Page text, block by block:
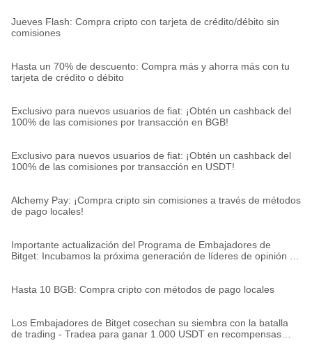
Jueves Flash: Compra cripto con tarjeta de crédito/débito sin
comisiones
Hasta un 70% de descuento: Compra más y ahorra más con tu
tarjeta de crédito o débito
Exclusivo para nuevos usuarios de fiat: ¡Obtén un cashback del
100% de las comisiones por transacción en BGB!
Exclusivo para nuevos usuarios de fiat: ¡Obtén un cashback del
100% de las comisiones por transacción en USDT!
Alchemy Pay: ¡Compra cripto sin comisiones a través de métodos
de pago locales!
Importante actualización del Programa de Embajadores de
Bitget: Incubamos la próxima generación de líderes de opinión en
Hasta 10 BGB: Compra cripto con métodos de pago locales
Los Embajadores de Bitget cosechan su siembra con la batalla
de trading - Tradea para ganar 1.000 USDT en recompensas